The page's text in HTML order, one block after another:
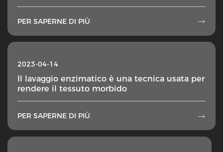
PER SAPERNE DI PIÙ 
2023-04-14
Il lavaggio enzimatico è una tecnica usata per
rendere il tessuto morbido
PER SAPERNE DI PIÙ 